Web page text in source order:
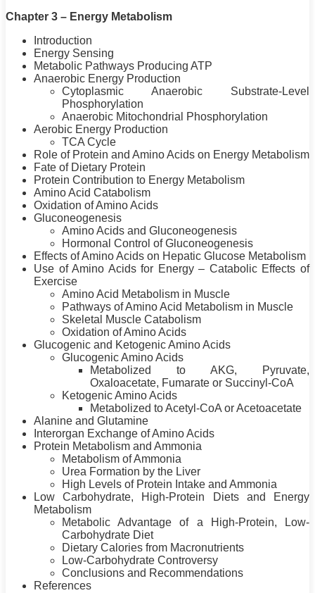
Chapter 3 – Energy Metabolism
Introduction
Energy Sensing
Metabolic Pathways Producing ATP
Anaerobic Energy Production
Cytoplasmic Anaerobic Substrate-Level
Phosphorylation
Anaerobic Mitochondrial Phosphorylation
Aerobic Energy Production
TCA Cycle
Role of Protein and Amino Acids on Energy Metabolism
Fate of Dietary Protein
Protein Contribution to Energy Metabolism
Amino Acid Catabolism
Oxidation of Amino Acids
Gluconeogenesis
Amino Acids and Gluconeogenesis
Hormonal Control of Gluconeogenesis
Effects of Amino Acids on Hepatic Glucose Metabolism
Use of Amino Acids for Energy – Catabolic Effects of
Exercise
Amino Acid Metabolism in Muscle
Pathways of Amino Acid Metabolism in Muscle
Skeletal Muscle Catabolism
Oxidation of Amino Acids
Glucogenic and Ketogenic Amino Acids
Glucogenic Amino Acids
Metabolized to AKG, Pyruvate,
Oxaloacetate, Fumarate or Succinyl-CoA
Ketogenic Amino Acids
Metabolized to Acetyl-CoA or Acetoacetate
Alanine and Glutamine
Interorgan Exchange of Amino Acids
Protein Metabolism and Ammonia
Metabolism of Ammonia
Urea Formation by the Liver
High Levels of Protein Intake and Ammonia
Low Carbohydrate, High-Protein Diets and Energy
Metabolism
Metabolic Advantage of a High-Protein, Low-
Carbohydrate Diet
Dietary Calories from Macronutrients
Low-Carbohydrate Controversy
Conclusions and Recommendations
References